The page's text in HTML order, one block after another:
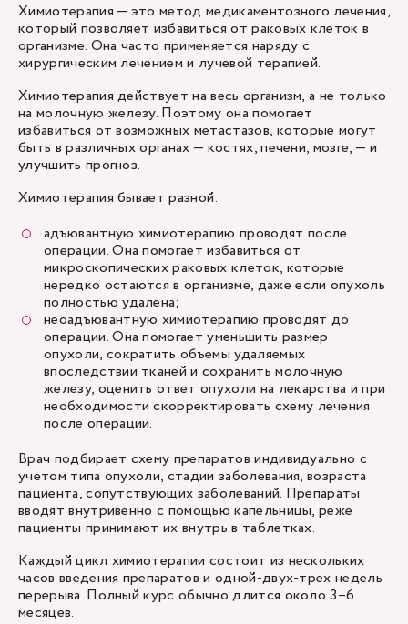
Химиотерапия — это метод медикаментозного лечения,
который позволяет избавиться от раковых клеток в
организме. Она часто применяется наряду с
хирургическим лечением и лучевой терапией.
Химиотерапия действует на весь организм, а не только
на молочную железу. Поэтому она помогает
избавиться от возможных метастазов, которые могут
быть в различных органах — костях, печени, мозге, — и
улучшить прогноз.
Химиотерапия бывает разной:
адъювантную химиотерапию проводят после
операции. Она помогает избавиться от
микроскопических раковых клеток, которые
нередко остаются в организме, даже если опухоль
полностью удалена;
неоадъювантную химиотерапию проводят до
операции. Она помогает уменьшить размер
опухоли, сократить объемы удаляемых
впоследствии тканей и сохранить молочную
железу, оценить ответ опухоли на лекарства и при
необходимости скорректировать схему лечения
после операции.
Врач подбирает схему препаратов индивидуально с
учетом типа опухоли, стадии заболевания, возраста
пациента, сопутствующих заболеваний. Препараты
вводят внутривенно с помощью капельницы, реже
пациенты принимают их внутрь в таблетках.
Каждый цикл химиотерапии состоит из нескольких
часов введения препаратов и одной-двух-трех недель
перерыва. Полный курс обычно длится около 3–6
месяцев.